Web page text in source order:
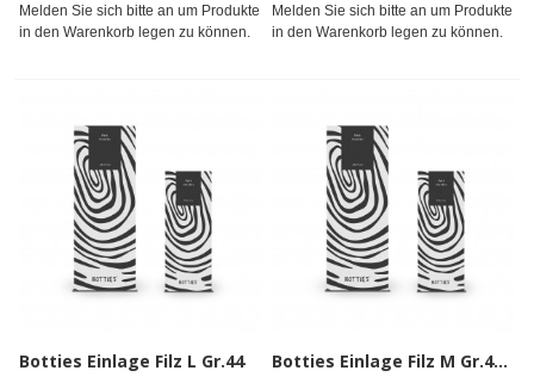
Melden Sie sich bitte an um Produkte
in den Warenkorb legen zu können.
Melden Sie sich bitte an um Produkte
in den Warenkorb legen zu können.
Botties Einlage Filz L Gr.44 Botties Einlage Filz M Gr.42 - 43